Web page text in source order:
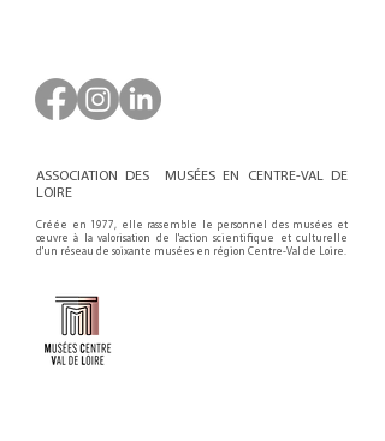
ASSOCIATION DES MUSÉES EN CENTRE-VAL DE
LOIRE
Créée en 1977, elle rassemble le personnel des musées et
œuvre à la valorisation de l'action scientifique et culturelle
d'un réseau de soixante musées en région Centre-Val de Loire.